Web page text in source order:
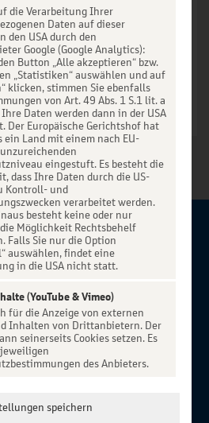
BBBank. Auf unserem einzigartigen
atemberaubende Konzerte,
Fußball-Bundesliga sowie die
Europa League.
mit
die Verarbeitung Ihrer
Daten auf dieser
den USA durch den
Google (Google Analytics):
Button „Alle akzeptieren“ bzw.
„Statistiken“ auswählen und auf
klicken, stimmen Sie ebenfalls
von Art. 49 Abs. 1 S.1 lit. a
Ihre Daten werden dann in der USA
Der Europäische Gerichtshof hat
ein Land mit einem nach EU-
eingestuft. Es besteht die
dass Ihre Daten durch die US-
Kontroll- und
verarbeitet werden.
besteht keine oder nur
Möglichkeit Rechtsbehelf
Falls Sie nur die Option
auswählen, findet eine
in die USA nicht statt.
(YouTube & Vimeo)
für die Anzeige von externen
Inhalten von Drittanbietern. Der
seinerseits Cookies setzen. Es
des Anbieters.
speichern